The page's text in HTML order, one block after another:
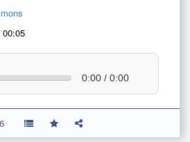
00:05
0:00 / 0:00